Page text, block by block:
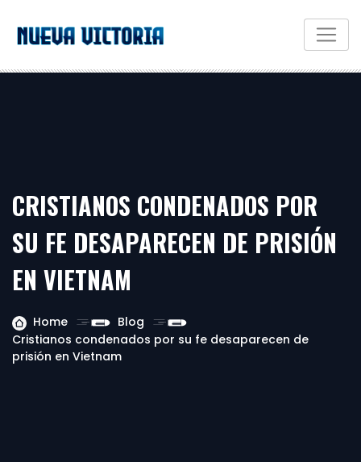
CRISTIANOS CONDENADOS POR
SU FE DESAPARECEN DE PRISIÓN
EN VIETNAM
Home
Blog
Cristianos condenados por su fe desaparecen de
prisión en Vietnam